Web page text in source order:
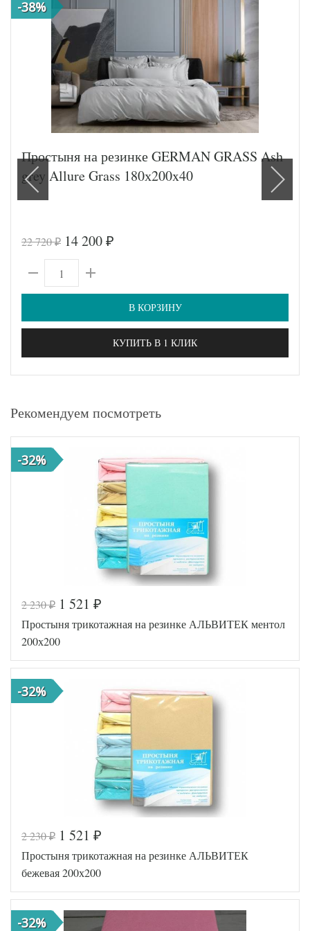
-38%
Простыня на резинке GERMAN GRASS Ash
grey Allure Grass 180х200x40
22 720₽ 14 200 ₽
В КОРЗИНУ
КУПИТЬ В 1 КЛИК
Рекомендуем посмотреть
-32%
Код товара
516-685
Артикул
AL460704
8009321
Размер
простыни
200х200
(на
резинке)
2 230₽ 1 521 ₽
Простыня трикотажная на резинке АЛЬВИТЕК ментол
200х200
-32%
2 230₽ 1 521 ₽
Простыня трикотажная на резинке АЛЬВИТЕК
бежевая 200х200
-32%